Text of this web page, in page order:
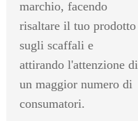
marchio, facendo
risaltare il tuo prodotto
sugli scaffali e
attirando l'attenzione di
un maggior numero di
consumatori.